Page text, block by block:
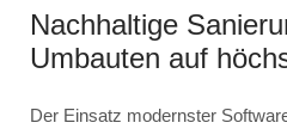
Nachhaltige
Umbauten auf
Der Einsatz modernster